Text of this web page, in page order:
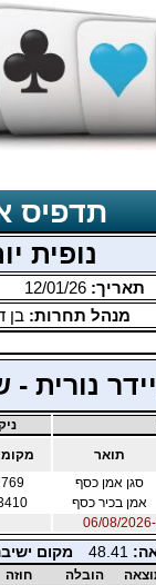
תדפיס
נופית
תאריך: 12/01/26
מנהל תחרות:בן
נורית -
תואר
סגן אמן כסף
אמן בכיר כסף
48.41 מקום
הובלה חוזה